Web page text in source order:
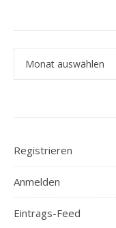
Registrieren
Anmelden
Eintrags-Feed